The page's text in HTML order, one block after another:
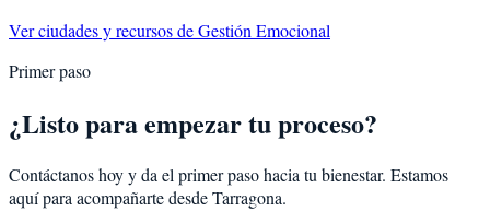
Ver ciudades y recursos deGestión Emocional
Primer paso
¿Listo para empezar tu proceso?
Contáctanos hoy y da el primer paso hacia tu bienestar. Estamos
aquí para acompañarte desdeTarragona.